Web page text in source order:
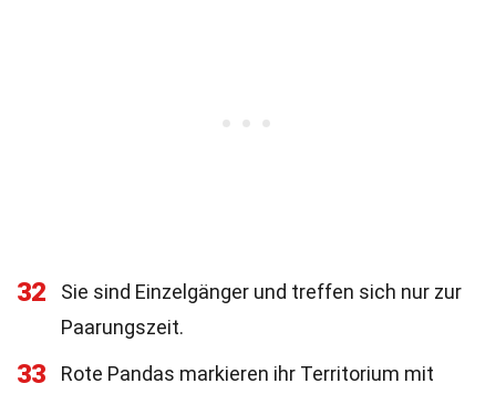
32
Sie sind Einzelgänger und treffen sich nur zur
Paarungszeit.
33
Rote Pandas markieren ihr Territorium mit